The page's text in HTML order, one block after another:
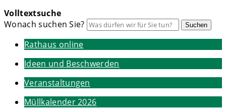
Volltextsuche
Wonach suchen Sie?
Suchen
Rathaus online
Ideen und Beschwerden
Veranstaltungen
Müllkalender 2026